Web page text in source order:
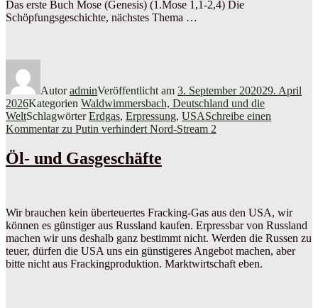
Das erste Buch Mose (Genesis) (1.Mose 1,1-2,4) Die
Schöpfungsgeschichte, nächstes Thema …
AutoradminVeröffentlicht am 3. September 202029. April
2026Kategorien Waldwimmersbach, Deutschland und die
WeltSchlagwörterErdgas, Erpressung, USASchreibe einen
Kommentarzu Putin verhindert Nord-Stream 2
Öl- und Gasgeschäfte
Wir brauchen kein überteuertes Fracking-Gas aus den USA, wir
können es günstiger aus Russland kaufen. Erpressbar von Russland
machen wir uns deshalb ganz bestimmt nicht. Werden die Russen zu
teuer, dürfen die USA uns ein günstigeres Angebot machen, aber
bitte nicht aus Frackingproduktion. Marktwirtschaft eben.